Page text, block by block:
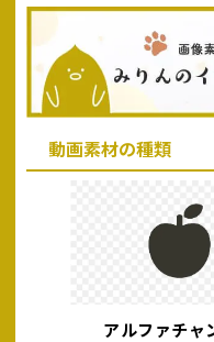
動画素材の種類
アルファチャ